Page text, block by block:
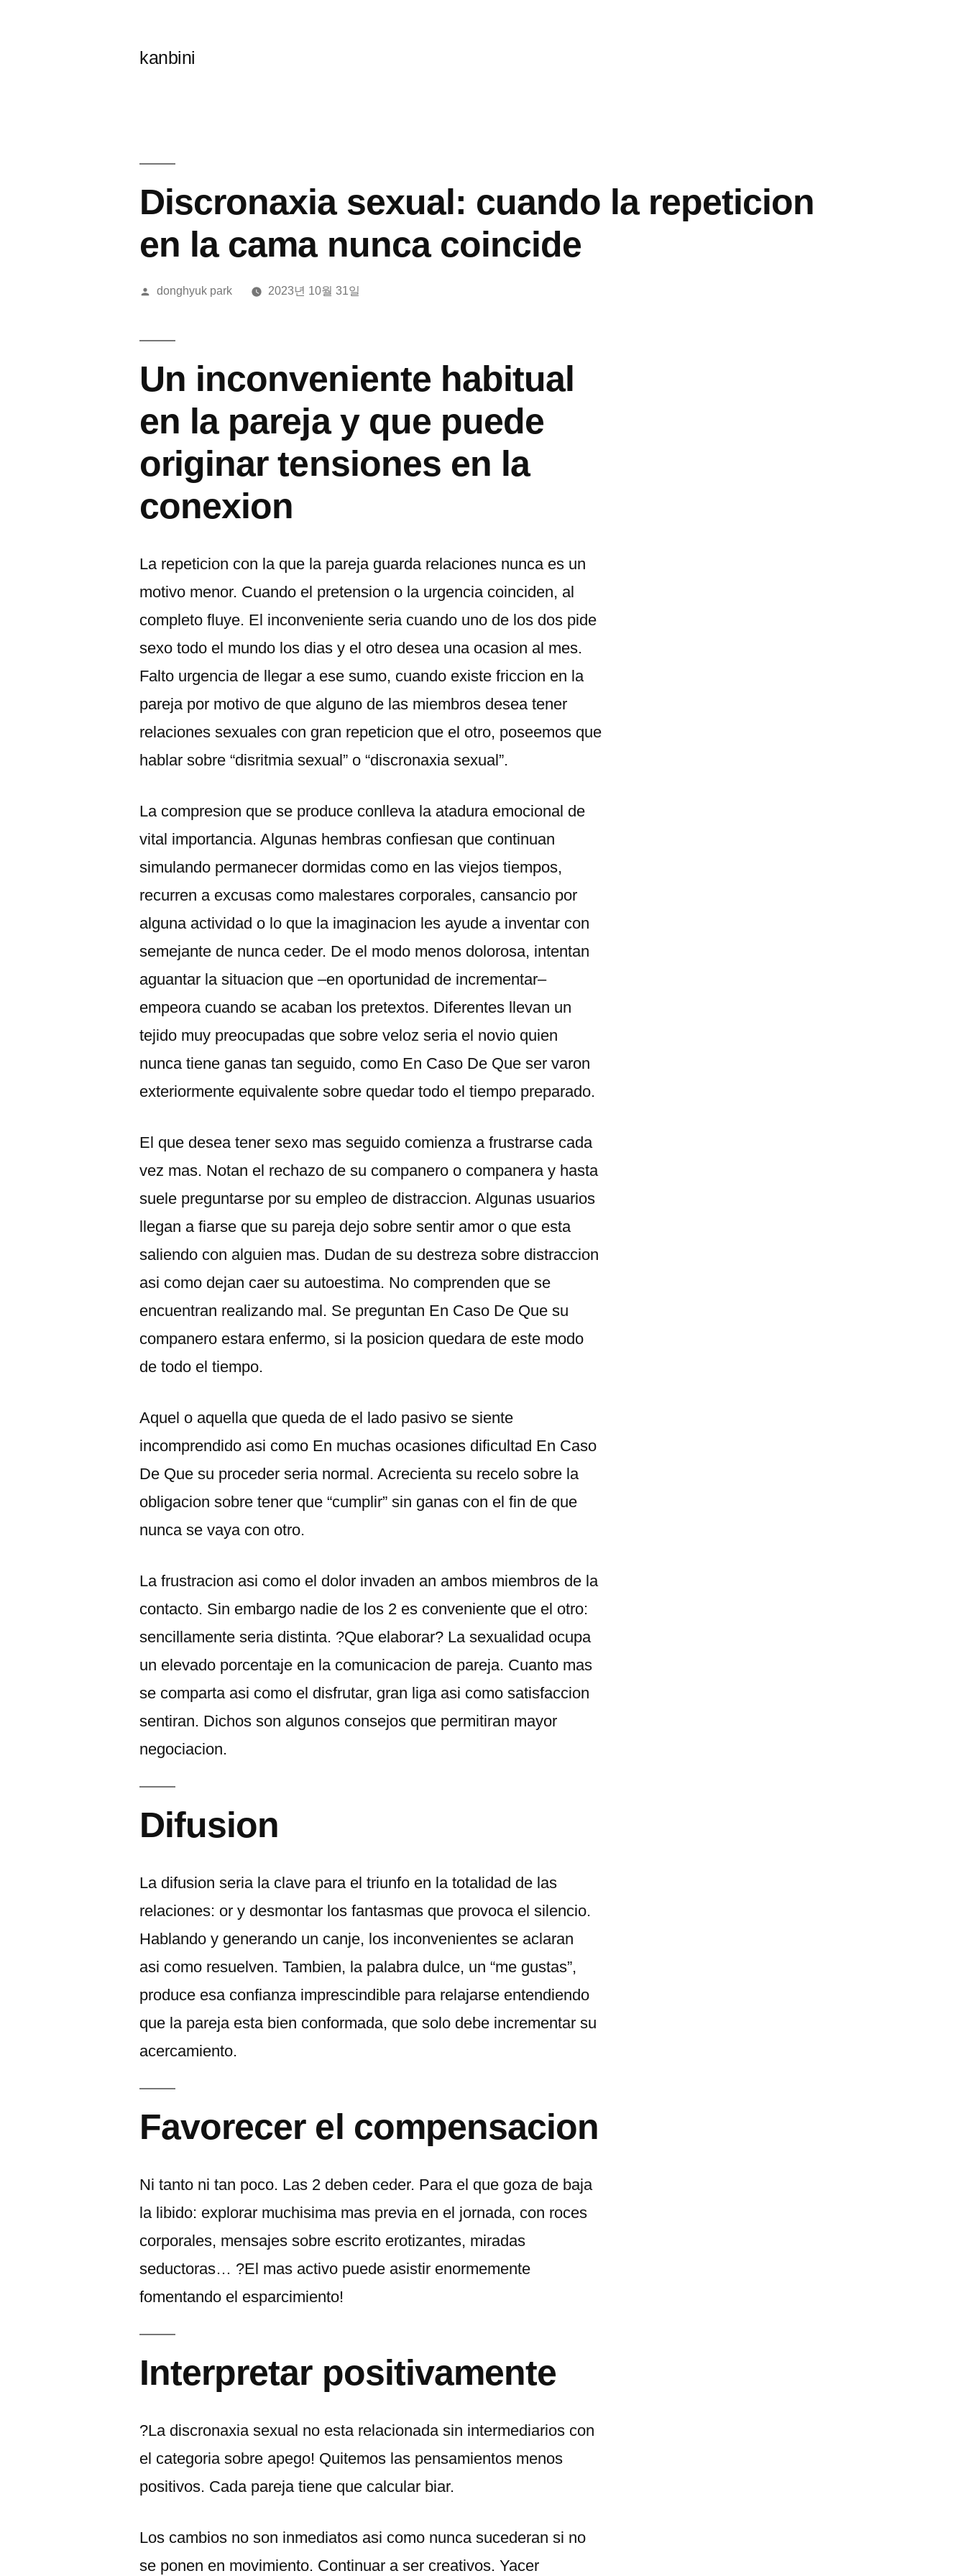
kanbini
Discronaxia sexual: cuando la repeticion
en la cama nunca coincide
올
donghyuk park 2023년 10월 31일
Un inconveniente habitual
en la pareja y que puede
originar tensiones en la
conexion
La repeticion con la que la pareja guarda relaciones nunca es un
motivo menor. Cuando el pretension o la urgencia coinciden, al
completo fluye. El inconveniente seri­a cuando uno de los dos pide
sexo todo el mundo los dias y el otro desea una ocasion al mes.
Falto urgencia de llegar a ese sumo, cuando existe friccion en la
pareja por motivo de que alguno de las miembros desea tener
relaciones sexuales con gran repeticion que el otro, poseemos que
hablar sobre “disritmia sexual” o “discronaxia sexual”.
La compresion que se produce conlleva la atadura emocional de
vital importancia. Algunas hembras confiesan que continuan
simulando permanecer dormidas como en las viejos tiempos,
recurren a excusas como malestares corporales, cansancio por
alguna actividad o lo que la imaginacion les ayude a inventar con
semejante de nunca ceder. De el modo menos dolorosa, intentan
aguantar la situacion que –en oportunidad de incrementar–
empeora cuando se acaban los pretextos. Diferentes llevan un
tejido muy preocupadas que sobre veloz seri­a el novio quien
nunca tiene ganas tan seguido, como En Caso De Que ser varon
exteriormente equivalente sobre quedar todo el tiempo preparado.
El que desea tener sexo mas seguido comienza a frustrarse cada
vez mas. Notan el rechazo de su companero o companera y hasta
suele preguntarse por su empleo de distraccion. Algunas usuarios
llegan a fiarse que su pareja dejo sobre sentir amor o que esta
saliendo con alguien mas. Dudan de su destreza sobre distraccion
asi­ como dejan caer su autoestima. No comprenden que se
encuentran realizando mal. Se preguntan En Caso De Que su
companero estara enfermo, si la posicion quedara de este modo
de todo el tiempo.
Aquel o aquella que queda de el lado pasivo se siente
incomprendido asi­ como En muchas ocasiones dificultad En Caso
De Que su proceder seri­a normal. Acrecienta su recelo sobre la
obligacion sobre tener que “cumplir” sin ganas con el fin de que
nunca se vaya con otro.
La frustracion asi­ como el dolor invaden an ambos miembros de la
contacto. Sin embargo nadie de los 2 es conveniente que el otro:
sencillamente seri­a distinta. ?Que elaborar? La sexualidad ocupa
un elevado porcentaje en la comunicacion de pareja. Cuanto mas
se comparta asi­ como el disfrutar, gran liga asi­ como satisfaccion
sentiran. Dichos son algunos consejos que permitiran mayor
negociacion.
Difusion
La difusion seri­a la clave para el triunfo en la totalidad de las
relaciones: or y desmontar los fantasmas que provoca el silencio.
Hablando y generando un canje, los inconvenientes se aclaran
asi­ como resuelven. Tambien, la palabra dulce, un “me gustas”,
produce esa confianza imprescindible para relajarse entendiendo
que la pareja esta bien conformada, que solo debe incrementar su
acercamiento.
Favorecer el compensacion
Ni tanto ni tan poco. Las 2 deben ceder. Para el que goza de baja
la libido: explorar muchisima mas previa en el jornada, con roces
corporales, mensajes sobre escrito erotizantes, miradas
seductoras… ?El mas activo puede asistir enormemente
fomentando el esparcimiento!
Interpretar positivamente
?La discronaxia sexual no esta relacionada sin intermediarios con
el categoria sobre apego! Quitemos las pensamientos menos
positivos. Cada pareja tiene que calcular biar.
Los cambios no son inmediatos asi­ como nunca sucederan si no
se ponen en movimiento. Continuar a ser creativos. Yacer